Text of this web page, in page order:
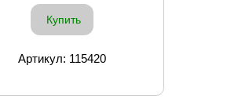
Купить
Артикул: 115420